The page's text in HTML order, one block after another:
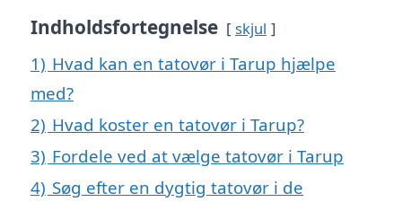
Indholdsfortegnelse skjul
1) Hvad kan en tatovør i Tarup hjælpe
med?
2) Hvad koster en tatovør i Tarup?
3) Fordele ved at vælge tatovør i Tarup
4) Søg efter en dygtig tatovør i de